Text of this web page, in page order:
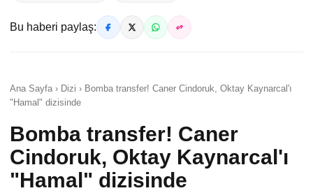
Bu haberi paylaş:
Ana Sayfa › Dizi › Bomba transfer! Caner Cindoruk, Oktay Kaynarcal'ı
"Hamal" dizisinde
Bomba transfer! Caner
Cindoruk, Oktay Kaynarcal'ı
"Hamal" dizisinde